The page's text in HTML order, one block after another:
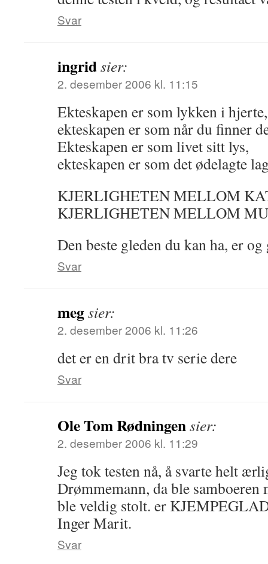
Svar
ingridsier:
2. desember 2006 kl. 11:15
Ekteskapen er som lykken i hjerte,
ekteskapen er som når du finner
Ekteskapen er som livet sitt lys,
ekteskapen er som det ødelagte
KJERLIGHETEN MELLOM
KJERLIGHETEN MELLOM
Den beste gleden du kan ha, er
Svar
megsier:
2. desember 2006 kl. 11:26
det er en drit bra tv serie dere
Svar
Ole Tom Rødningensier:
2. desember 2006 kl. 11:29
Jeg tok testen nå, å svarte helt
Drømmemann, da ble samboeren
ble veldig stolt. er
Inger Marit.
Svar